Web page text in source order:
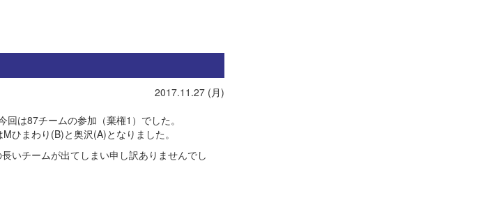
2017.11.27 (月)
は87チームの参加（棄権1）でした。
ひまわり(B)と奥沢(A)となりました。
いチームが出てしまい申し訳ありませんでし